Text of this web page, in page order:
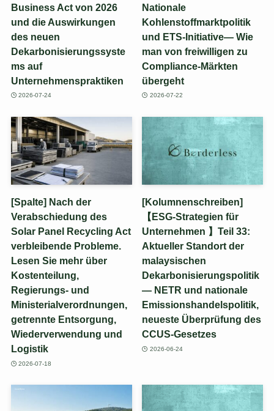
Business Act von 2026
und die Auswirkungen
des neuen
Dekarbonisierungssyste
ms auf
Unternehmenspraktiken
2026-07-24
Nationale
Kohlenstoffmarktpolitik
und ETS-Initiative— Wie
man von freiwilligen zu
Compliance-Märkten
übergeht
2026-07-22
[Spalte] Nach der
Verabschiedung des
Solar Panel Recycling Act
verbleibende Probleme.
Lesen Sie mehr über
Kostenteilung,
Regierungs- und
Ministerialverordnungen,
getrennte Entsorgung,
Wiederverwendung und
Logistik
2026-07-18
[Kolumnenschreiben]
【ESG-Strategien für
Unternehmen 】Teil 33:
Aktueller Standort der
malaysischen
Dekarbonisierungspolitik
— NETR und nationale
Emissionshandelspolitik,
neueste Überprüfung des
CCUS-Gesetzes
2026-06-24